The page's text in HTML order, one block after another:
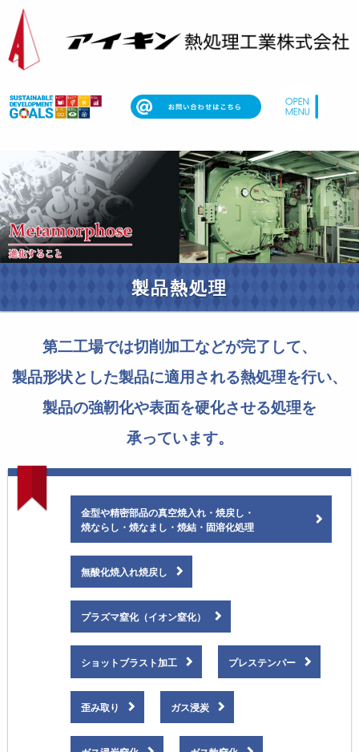
製品熱処理
第二工場では切削加工などが完了して、
製品形状とした製品に適用される熱処理を行い、
製品の強靭化や表面を硬化させる処理を
承っています。
金型や精密部品の真空焼入れ・焼戻し・
焼ならし・焼なまし・ 焼結・固溶化処理
無酸化焼入れ焼戻し
プラズマ窒化（イオン窒化）
ショットブラスト加工 プレステンパー
歪み取り ガス浸炭